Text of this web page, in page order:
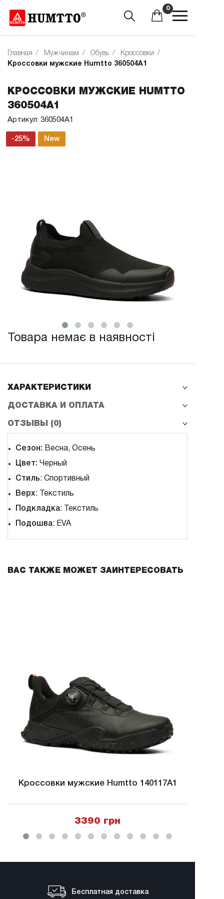
0
Главная / Мужчинам / Обувь / Кроссовки
/
Кроссовки мужские Humtto 360504A1
-25% New
КРОССОВКИ МУЖСКИЕ HUMTTO
360504A1
Артикул: 360504A1
Товара немає в наявності
ХАРАКТЕРИСТИКИ
ДОСТАВКА И ОПЛАТА
ОТЗЫВЫ (0)
Сезон: Весна, Осень
Цвет: Черный
Стиль: Спортивный
Верх: Текстиль
Подкладка: Текстиль
Подошва: EVA
ВАС ТАКЖЕ МОЖЕТ ЗАИНТЕРЕСОВАТЬ
Кроссовки мужские Humtto 140117A1
3390 грн
Бесплатная доставка